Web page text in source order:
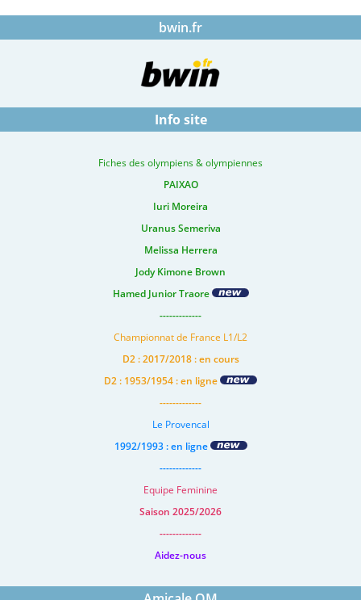
bwin.fr
Info site
Fiches des olympiens & olympiennes
PAIXAO
Iuri Moreira
Uranus Semeriva
Melissa Herrera
Jody Kimone Brown
Hamed Junior Traore
-------------
Championnat de France L1/L2
D2 : 2017/2018 : en cours
D2 : 1953/1954 : en ligne
-------------
Le Provencal
1992/1993 : en ligne
-------------
Equipe Feminine
Saison 2025/2026
-------------
Aidez-nous